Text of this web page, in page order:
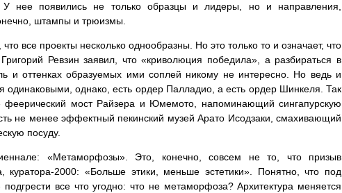
У нее появились не только образцы и лидеры, но и направления,
штампы и трюизмы.
все проекты несколько однообразны. Но это только то и означает, что
Ревзин заявил, что «криволюция победила», а разбираться в
и оттенках образуемых ими соплей никому не интересно. Но ведь и
одинаковыми, однако, есть ордер Палладио, а есть ордер Шинкеля. Так
феерический мост Райзера и Юмемото, напоминающий сингапурскую
не менее эффектный пекинский музей Арато Исодзаки, смахивающий
посуду.
«Метаморфозы». Это, конечно, совсем не то, что призыв
куратора-2000: «Больше этики, меньше эстетики». Понятно, что под
все что угодно: что не метаморфоза? Архитектура меняется